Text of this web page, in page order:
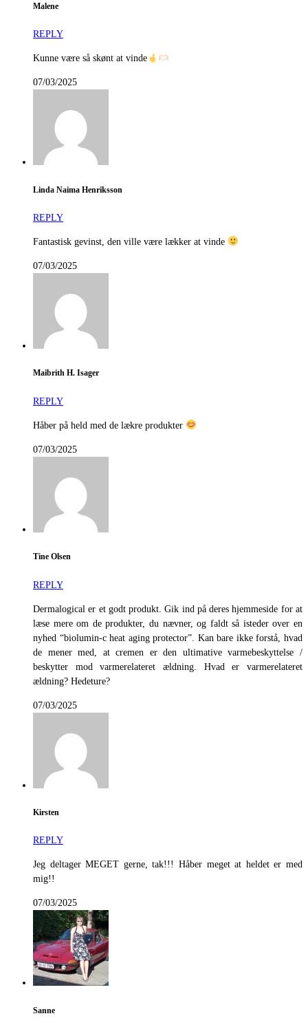
Malene
REPLY
Kunne være så skønt at vinde
07/03/2025
Linda Naima Henriksson
REPLY
Fantastisk gevinst, den ville være lækker at vinde
07/03/2025
Maibrith H. Isager
REPLY
Håber på held med de lækre produkter
07/03/2025
Tine Olsen
REPLY
Dermalogical er et godt produkt. Gik ind på deres hjemmeside for at
læse mere om de produkter, du nævner, og faldt så isteder over en
nyhed “biolumin-c heat aging protector”. Kan bare ikke forstå, hvad
de mener med, at cremen er den ultimative varmebeskyttelse /
beskytter mod varmerelateret ældning. Hvad er varmerelateret
ældning? Hedeture?
07/03/2025
Kirsten
REPLY
Jeg deltager MEGET gerne, tak!!! Håber meget at heldet er med
mig!!
07/03/2025
Sanne